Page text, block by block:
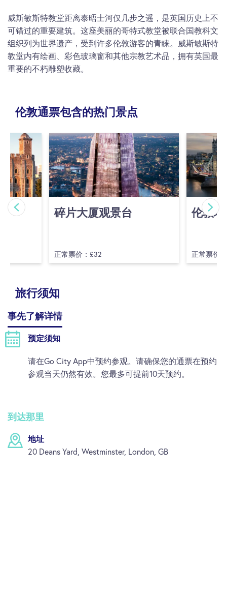
威斯敏斯特教堂距离泰晤士河仅几步之遥，是英国历史上不
可错过的重要建筑。这座美丽的哥特式教堂被联合国教科文
组织列为世界遗产，受到许多伦敦游客的青睐。威斯敏斯特
教堂内有绘画、彩色玻璃窗和其他宗教艺术品，拥有英国最
重要的不朽雕塑收藏。
伦敦通票包含的热门景点
碎片大厦观景台
正常票价：£32
伦敦塔
正常票价
旅行须知
事先了解详情
预定须知
请在Go City App中预约参观。请确保您的通票在预约
参观当天仍然有效。您最多可提前10天预约。
到达那里
地址
20 Deans Yard, Westminster, London, GB